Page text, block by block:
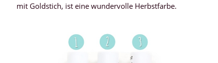
mit Goldstich, ist eine wundervolle Herbstfarbe.